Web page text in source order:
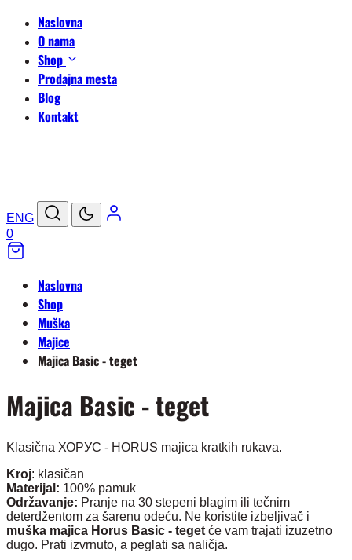
Naslovna
O nama
Shop
Prodajna mesta
Blog
Kontakt
ENG
0
Naslovna
Shop
Muška
Majice
Majica Basic - teget
Majica Basic - teget
Klasična ХОРУС - HORUS majica kratkih rukava.
Kroj: klasičan
Materijal: 100% pamuk
Održavanje: Pranje na 30 stepeni blagim ili tečnim
deterdžentom za šarenu odeću. Ne koristite izbeljivač i
muška majica Horus Basic - teget će vam trajati izuzetno
dugo. Prati izvrnuto, a peglati sa naličja.